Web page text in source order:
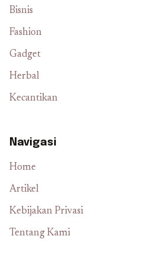
Bisnis
Fashion
Gadget
Herbal
Kecantikan
Navigasi
Home
Artikel
Kebijakan Privasi
Tentang Kami